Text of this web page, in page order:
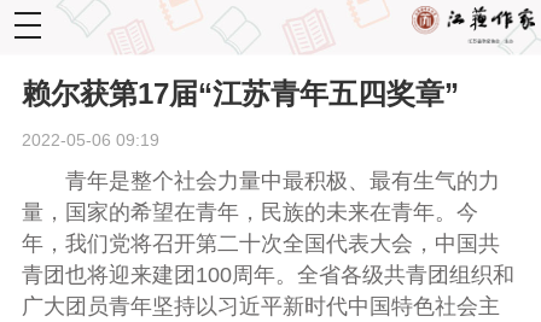
toggle
navigation
赖尔获第17届“江苏青年五四奖章”
2022-05-06 09:19
青年是整个社会力量中最积极、最有生气的力
量，国家的希望在青年，民族的未来在青年。今
年，我们党将召开第二十次全国代表大会，中国共
青团也将迎来建团100周年。全省各级共青团组织和
广大团员青年坚持以习近平新时代中国特色社会主